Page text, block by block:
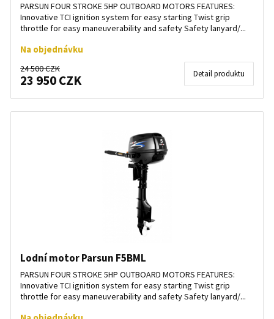
PARSUN FOUR STROKE 5HP OUTBOARD MOTORS FEATURES:
Innovative TCI ignition system for easy starting Twist grip
throttle for easy maneuverability and safety Safety lanyard/...
Na objednávku
24 500 CZK
23 950 CZK Detail produktu
Lodní motor Parsun F5BML
PARSUN FOUR STROKE 5HP OUTBOARD MOTORS FEATURES:
Innovative TCI ignition system for easy starting Twist grip
throttle for easy maneuverability and safety Safety lanyard/...